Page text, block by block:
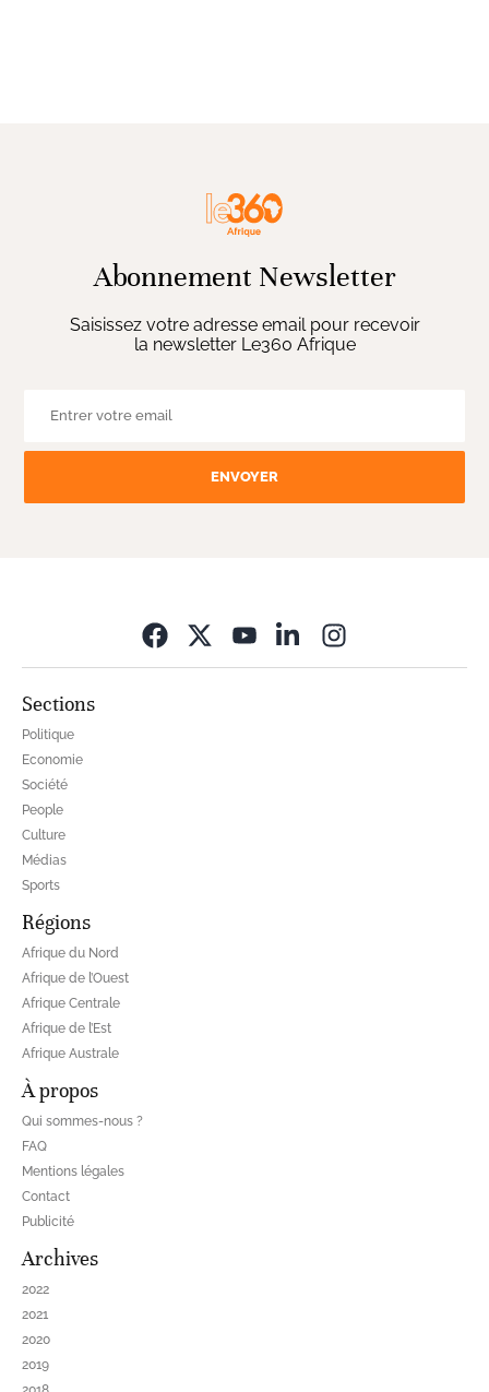
Abonnement Newsletter
Saisissez votre adresse email pour recevoir
la newsletter Le360 Afrique
ENVOYER
Sections
Politique
Economie
Société
People
Culture
Médias
Sports
Régions
Afrique du Nord
Afrique de l’Ouest
Afrique Centrale
Afrique de l’Est
Afrique Australe
À propos
Qui sommes-nous ?
FAQ
Mentions légales
Contact
Publicité
Archives
2022
2021
2020
2019